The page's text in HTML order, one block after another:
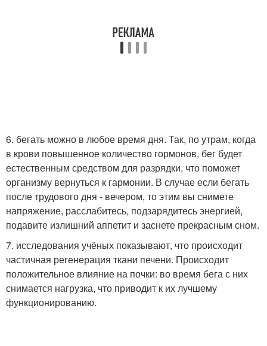
6. бегать можно в любое время дня. Так, по утрам, когда
в крови повышенное количество гормонов, бег будет
естественным средством для разрядки, что поможет
организму вернуться к гармонии. В случае если бегать
после трудового дня - вечером, то этим вы снимете
напряжение, расслабитесь, подзарядитесь энергией,
подавите излишний аппетит и заснете прекрасным сном.
7. исследования учёных показывают, что происходит
частичная регенерация ткани печени. Происходит
положительное влияние на почки: во время бега с них
снимается нагрузка, что приводит к их лучшему
функционированию.